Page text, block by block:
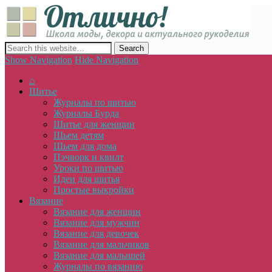
сайт о декоре, дизайне и моде, вязании, шитье и других видах
Show Navigation Hide Navigation
⌂
Шитье
Журналы по шитью
Журналы Бурда
Шитье для женщин
Шьем детям
Шьем для дома
Пэчворк и квилт
Уроки по шитью
Идеи для шитья
Простые выкройки
Вязание
Вязание для женщин
Вязание для мужчин
Вязание для девочек
Вязание для мальчиков
Вязание для малышей
Журналы по вязанию